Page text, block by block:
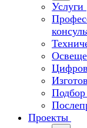
Услуги
Подбор
Проекты